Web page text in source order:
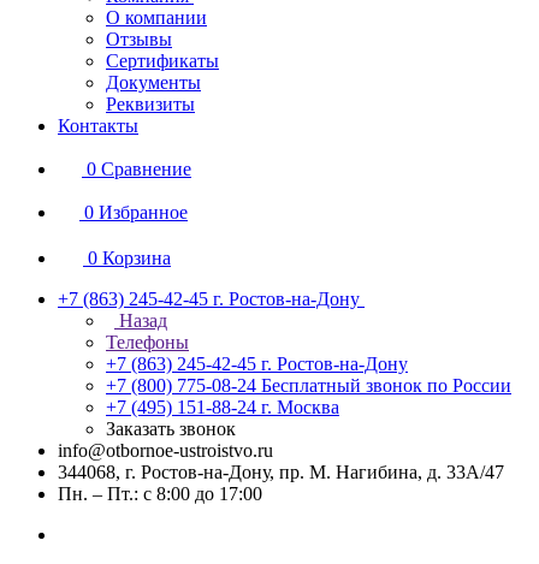
О компании
Отзывы
Сертификаты
Документы
Реквизиты
Контакты
0 Сравнение
0 Избранное
0 Корзина
+7 (863) 245-42-45 г. Ростов-на-Дону
Назад
Телефоны
+7 (863) 245-42-45 г. Ростов-на-Дону
+7 (800) 775-08-24 Бесплатный звонок по России
+7 (495) 151-88-24 г. Москва
Заказать звонок
info@otbornoe-ustroistvo.ru
344068, г. Ростов-на-Дону, пр. М. Нагибина, д. 33А/47
Пн. – Пт.: с 8:00 до 17:00